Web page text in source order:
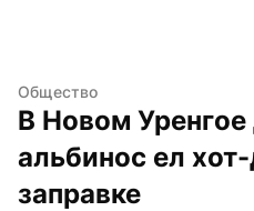
Общество
В Новом
альбинос ел
заправке